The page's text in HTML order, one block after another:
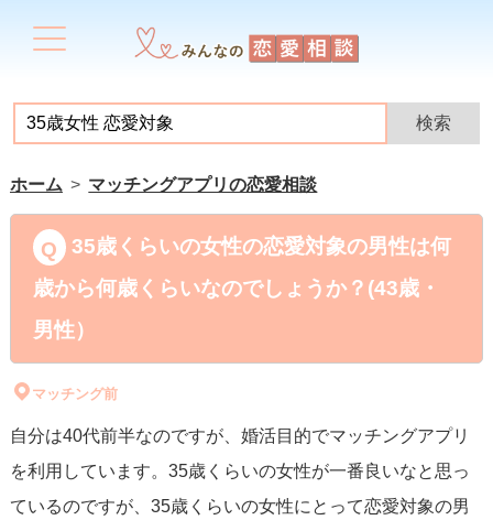
ホーム マッチングアプリの恋愛相談
35歳くらいの女性の恋愛対象の男性は何
歳から何歳くらいなのでしょうか？(43歳・
男性）
マッチング前
自分は40代前半なのですが、婚活目的でマッチングアプリ
を利用しています。35歳くらいの女性が一番良いなと思っ
ているのですが、35歳くらいの女性にとって恋愛対象の男